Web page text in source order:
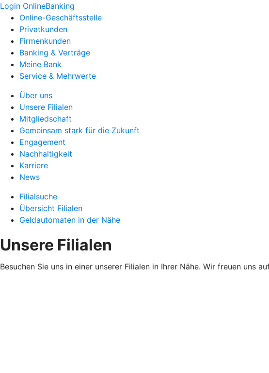
Login OnlineBanking
Online-Geschäftsstelle
Privatkunden
Firmenkunden
Banking & Verträge
Meine Bank
Service & Mehrwerte
Über uns
Unsere Filialen
Mitgliedschaft
Gemeinsam stark für die Zukunft
Engagement
Nachhaltigkeit
Karriere
News
Filialsuche
Übersicht Filialen
Geldautomaten in der Nähe
Unsere Filialen
Besuchen Sie uns in einer unserer Filialen in Ihrer Nähe. Wir freuen uns